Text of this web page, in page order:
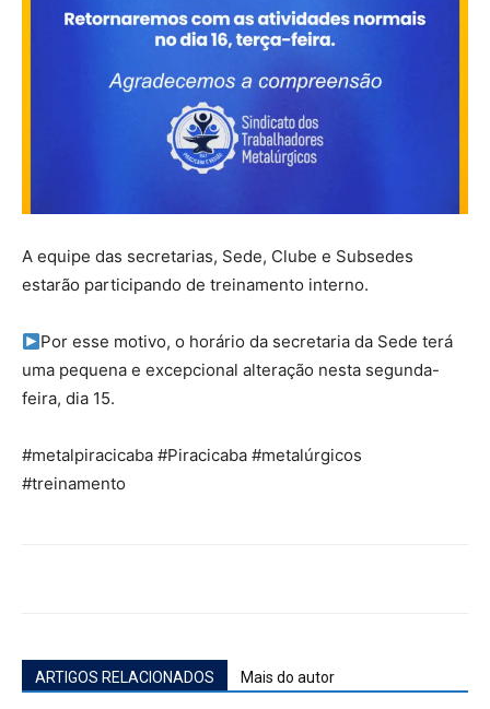
A equipe das secretarias, Sede, Clube e Subsedes
estarão participando de treinamento interno.
Por esse motivo, o horário da secretaria da Sede terá
uma pequena e excepcional alteração nesta segunda-
feira, dia 15.
#metalpiracicaba #Piracicaba #metalúrgicos
#treinamento
ARTIGOS RELACIONADOS Mais do autor